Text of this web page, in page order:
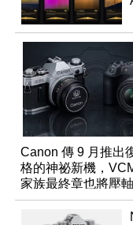
Canon 傳 9 月推出
格的神祕新機，
家族最終章也將壓